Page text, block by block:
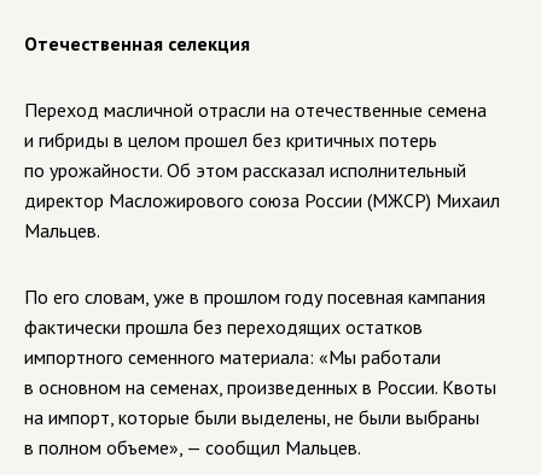
Отечественная селекция
Переход масличной отрасли на отечественные семена
и гибриды в целом прошел без критичных потерь
по урожайности. Об этом рассказал исполнительный
директор Масложирового союза России (МЖСР) Михаил
Мальцев.
По его словам, уже в прошлом году посевная кампания
фактически прошла без переходящих остатков
импортного семенного материала: «Мы работали
в основном на семенах, произведенных в России. Квоты
на импорт, которые были выделены, не были выбраны
в полном объеме», — сообщил Мальцев.